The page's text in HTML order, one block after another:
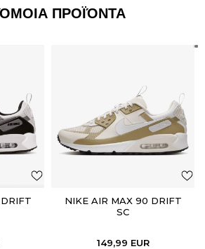
ΠΡΟΪΌΝΤΑ
NIKE AIR MAX 90 DRIFT
SC
149,99 EUR